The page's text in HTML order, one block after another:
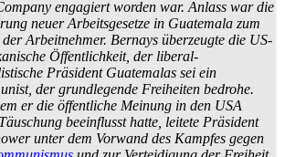
engagiert worden war. Anlass war die
neuer Arbeitsgesetze in Guatemala zum
der Arbeitnehmer. Bernays überzeugte die US-
Öffentlichkeit, der liberal-
Präsident Guatemalas sei ein
der grundlegende Freiheiten bedrohe.
er die öffentliche Meinung in den USA
beeinflusst hatte, leitete Präsident
unter dem Vorwand des Kampfes gegen